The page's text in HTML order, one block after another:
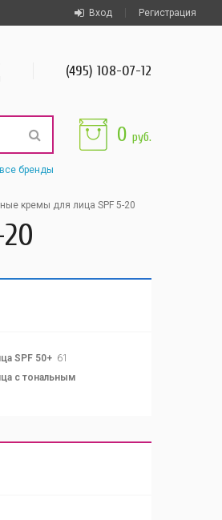
Вход Регистрация
(495) 108-07-12
все бренды
0 руб.
кремы для лица SPF 5-20
SPF 50+ 61
c тональным